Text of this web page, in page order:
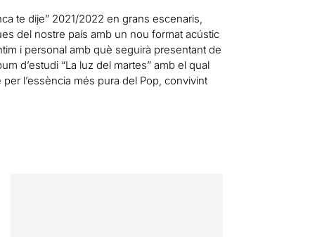
te dije” 2021/2022 en grans escenaris,
del nostre país amb un nou format acústic
i personal amb què seguirà presentant de
d’estudi “La luz del martes” amb el qual
l’essència més pura del Pop, convivint